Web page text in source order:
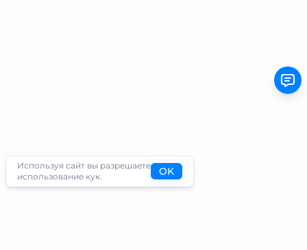
Используя сайт вы разрешаете
использование кук.
OK